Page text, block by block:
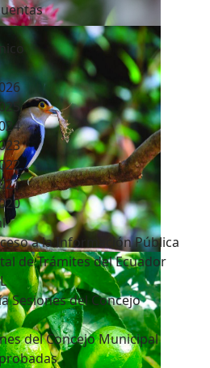
a la Información Pública
de Trámites del Ecuador
Sesiones del Concejo
del Concejo Municipal